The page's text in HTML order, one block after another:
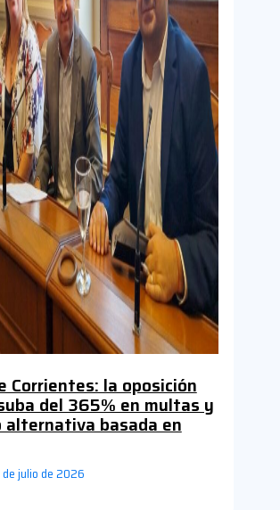
Corrientes: la oposición
del 365% en multas y
alternativa basada en
de julio de 2026